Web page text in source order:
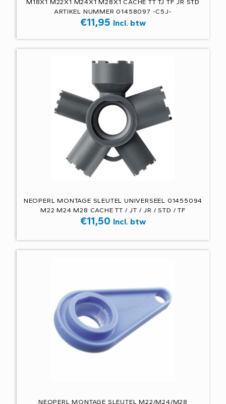
M18X1 M22X1 M24X1 M28X1 CACHE TT TJ TF JR STD
ARTIKEL NUMMER 01458097 -C5J-
€11,95 Incl. btw
NEOPERL MONTAGE SLEUTEL UNIVERSEEL 01455094
M22 M24 M28 CACHE TT / JT / JR / STD / TF
€11,50 Incl. btw
NEOPERL MONTAGE SLEUTEL M22/M24/M28